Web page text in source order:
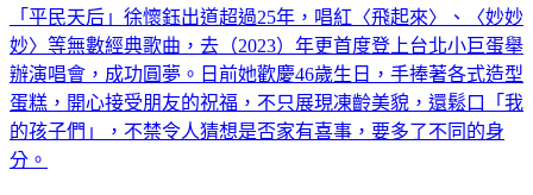
「平民天后」徐懷鈺出道超過25年，唱紅〈飛起來〉、〈妙妙
妙〉等無數經典歌曲，去（2023）年更首度登上台北小巨蛋舉
辦演唱會，成功圓夢。日前她歡慶46歲生日，手捧著各式造型
蛋糕，開心接受朋友的祝福，不只展現凍齡美貌，還鬆口「我
的孩子們」，不禁令人猜想是否家有喜事，要多了不同的身
分。